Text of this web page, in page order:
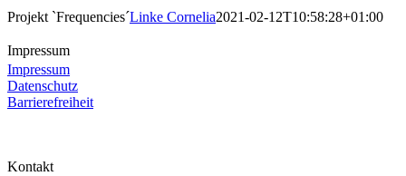
Projekt `Frequencies´Linke Cornelia2021-02-12T10:58:28+01:00
Impressum
Impressum
Datenschutz
Barrierefreiheit
Kontakt